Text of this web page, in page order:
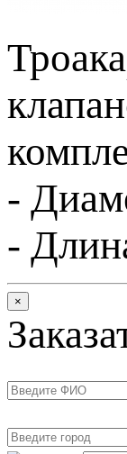
-
-
×